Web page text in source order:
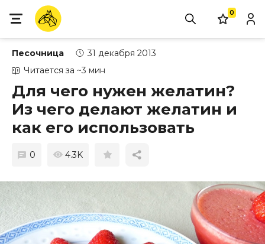
0
Песочница
31 декабря 2013
Читается за ~3 мин
Для чего нужен желатин?
Из чего делают желатин и
как его использовать
0 4.3K